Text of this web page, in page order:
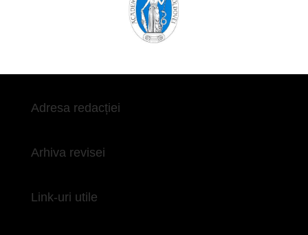
Adresa redacției
Arhiva revisei
Link-uri utile